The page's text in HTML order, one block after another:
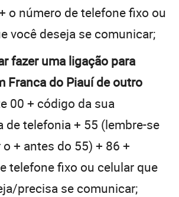
o número de telefone fixo ou
você deseja se comunicar;
fazer uma ligação para
Franca do Piauí de outro
00 + código da sua
de telefonia + 55 (lembre-se
+ antes do 55) + 86 +
telefone fixo ou celular que
precisa se comunicar;